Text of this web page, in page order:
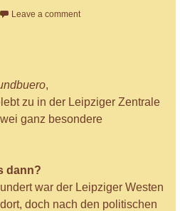
Leave a comment
,
zu in der Leipziger Zentrale
ganz besondere
dann?
war der Leipziger Westen
doch nach den politischen